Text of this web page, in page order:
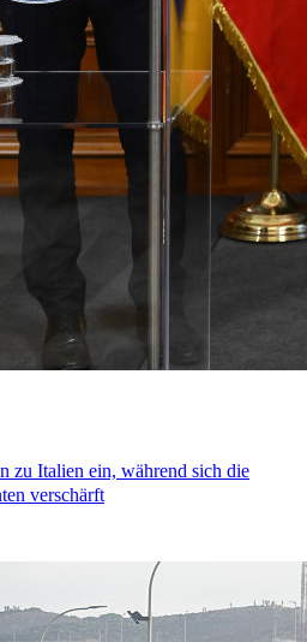
zu Italien ein, während sich die
verschärft